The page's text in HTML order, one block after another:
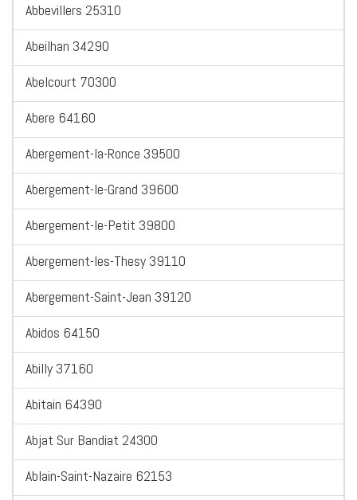
Abbevillers 25310
Abeilhan 34290
Abelcourt 70300
Abere 64160
Abergement-la-Ronce 39500
Abergement-le-Grand 39600
Abergement-le-Petit 39800
Abergement-les-Thesy 39110
Abergement-Saint-Jean 39120
Abidos 64150
Abilly 37160
Abitain 64390
Abjat Sur Bandiat 24300
Ablain-Saint-Nazaire 62153